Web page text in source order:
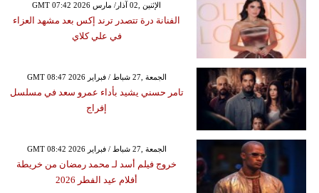
GMT 07:42 2026 الإثنين ,02 آذار/ مارس
الفنانة درة تتصدر ترند إكس بعد مشهد العزاء
في علي كلاي
GMT 08:47 2026 الجمعة ,27 شباط / فبراير
تامر حسني يشيد بأداء عمرو سعد في مسلسل
إفراج
GMT 08:42 2026 الجمعة ,27 شباط / فبراير
خروج فيلم أسد لـ محمد رمضان من خريطة
أفلام عيد الفطر 2026